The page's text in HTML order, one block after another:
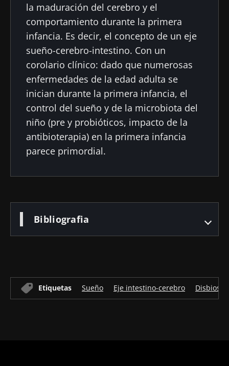
la maduración del cerebro y el
comportamiento durante la primera
infancia. Es decir, el concepto de un eje
sueño-cerebro-intestino. Con un
corolario clínico: dado que numerosas
enfermedades de la edad adulta se
inician durante la primera infancia, el
control del sueño y de la microbiota del
niño (pre y probióticos, impacto de la
antibioterapia) en la primera infancia
parece primordial.
Bibliografia
Etiquetas Sueño Eje intestino-cerebro Disbiosis